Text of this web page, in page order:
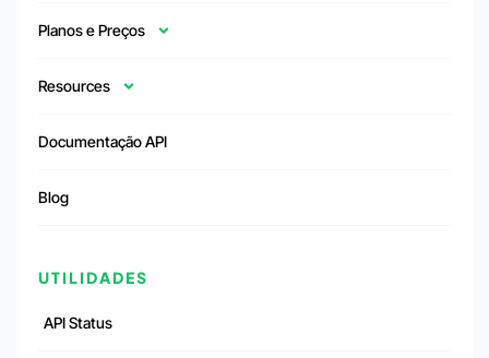
Planos e Preços
Resources
Documentação API
Blog
UTILIDADES
API Status